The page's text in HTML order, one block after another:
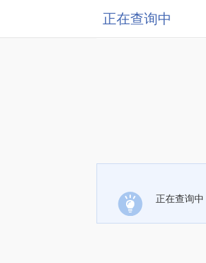
正在查询中
正在查询